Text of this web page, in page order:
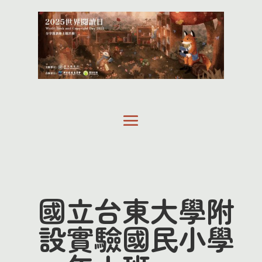
國立台東大學附
設實驗國民小學